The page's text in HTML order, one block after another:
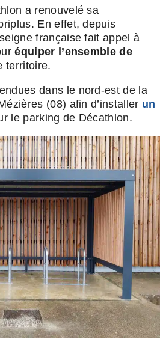
a renouvelé sa
En effet, depuis
française fait appel à
équiper l’ensemble de
territoire.
dans le nord-est de la
(08) afin d’installer un
le parking de Décathlon.